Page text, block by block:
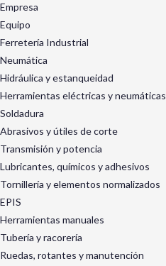
Empresa
Equipo
Ferretería Industrial
Neumática
Hidráulica y estanqueidad
Herramientas eléctricas y neumáticas
Soldadura
Abrasivos y útiles de corte
Transmisión y potencia
Lubricantes, químicos y adhesivos
Tornillería y elementos normalizados
EPIS
Herramientas manuales
Tubería y racorería
Ruedas, rotantes y manutención